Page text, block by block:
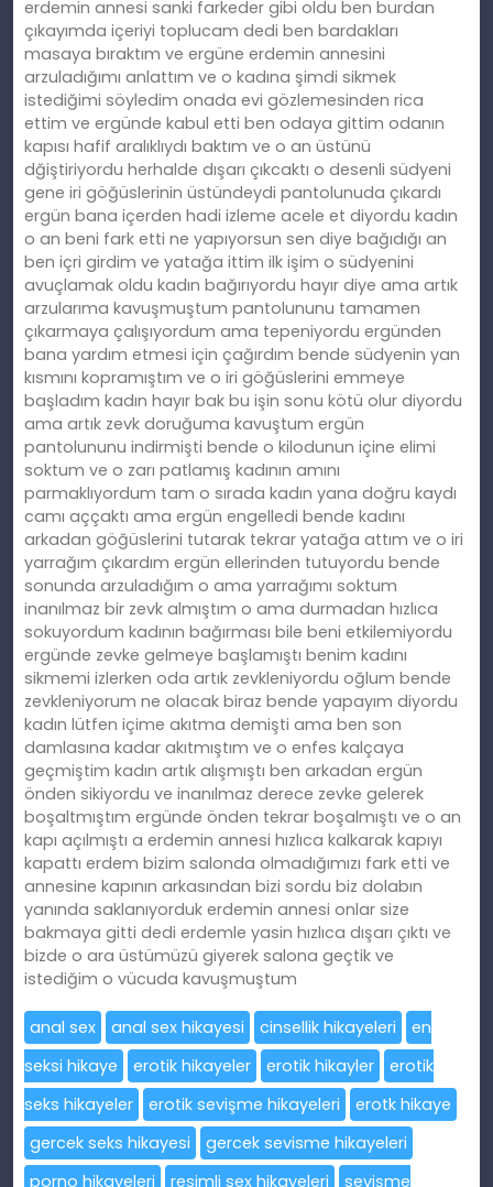
erdemin annesi sanki farkeder gibi oldu ben burdan
çıkayımda içeriyi toplucam dedi ben bardakları
masaya bıraktım ve ergüne erdemin annesini
arzuladığımı anlattım ve o kadına şimdi sikmek
istediğimi söyledim onada evi gözlemesinden rica
ettim ve ergünde kabul etti ben odaya gittim odanın
kapısı hafif aralıklıydı baktım ve o an üstünü
dğiştiriyordu herhalde dışarı çıkcaktı o desenli südyeni
gene iri göğüslerinin üstündeydi pantolunuda çıkardı
ergün bana içerden hadi izleme acele et diyordu kadın
o an beni fark etti ne yapıyorsun sen diye bağıdığı an
ben içri girdim ve yatağa ittim ilk işim o südyenini
avuçlamak oldu kadın bağırıyordu hayır diye ama artık
arzularıma kavuşmuştum pantolununu tamamen
çıkarmaya çalışıyordum ama tepeniyordu ergünden
bana yardım etmesi için çağırdım bende südyenin yan
kısmını kopramıştım ve o iri göğüslerini emmeye
başladım kadın hayır bak bu işin sonu kötü olur diyordu
ama artık zevk doruğuma kavuştum ergün
pantolununu indirmişti bende o kilodunun içine elimi
soktum ve o zarı patlamış kadının amını
parmaklıyordum tam o sırada kadın yana doğru kaydı
camı aççaktı ama ergün engelledi bende kadını
arkadan göğüslerini tutarak tekrar yatağa attım ve o iri
yarrağım çıkardım ergün ellerinden tutuyordu bende
sonunda arzuladığım o ama yarrağımı soktum
inanılmaz bir zevk almıştım o ama durmadan hızlıca
sokuyordum kadının bağırması bile beni etkilemiyordu
ergünde zevke gelmeye başlamıştı benim kadını
sikmemi izlerken oda artık zevkleniyordu oğlum bende
zevkleniyorum ne olacak biraz bende yapayım diyordu
kadın lütfen içime akıtma demişti ama ben son
damlasına kadar akıtmıştım ve o enfes kalçaya
geçmiştim kadın artık alışmıştı ben arkadan ergün
önden sikiyordu ve inanılmaz derece zevke gelerek
boşaltmıştım ergünde önden tekrar boşalmıştı ve o an
kapı açılmıştı a erdemin annesi hızlıca kalkarak kapıyı
kapattı erdem bizim salonda olmadığımızı fark etti ve
annesine kapının arkasından bizi sordu biz dolabın
yanında saklanıyorduk erdemin annesi onlar size
bakmaya gitti dedi erdemle yasin hızlıca dışarı çıktı ve
bizde o ara üstümüzü giyerek salona geçtik ve
istediğim o vücuda kavuşmuştum
anal sex anal sex hikayesi cinsellik hikayeleri
en
seksi hikaye
erotik hikayeler erotik hikayler
erotik
seks hikayeler
erotik sevişme hikayeleri
erotk hikaye
gercek seks hikayesi
gercek sevisme hikayeleri
porno hikayeleri
resimli sex hikayeleri sevişme